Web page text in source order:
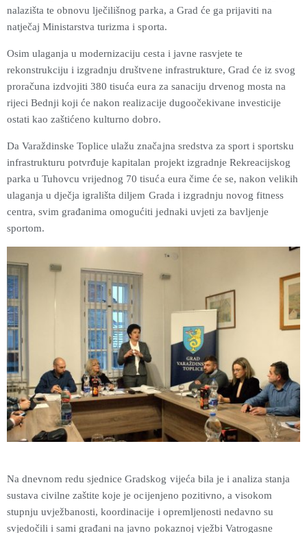
nalazišta te obnovu lječilišnog parka, a Grad će ga prijaviti na
natječaj Ministarstva turizma i sporta.
Osim ulaganja u modernizaciju cesta i javne rasvjete te
rekonstrukciju i izgradnju društvene infrastrukture, Grad će iz svog
proračuna izdvojiti 380 tisuća eura za sanaciju drvenog mosta na
rijeci Bednji koji će nakon realizacije dugoočekivane investicije
ostati kao zaštićeno kulturno dobro.
Da Varaždinske Toplice ulažu značajna sredstva za sport i sportsku
infrastrukturu potvrđuje kapitalan projekt izgradnje Rekreacijskog
parka u Tuhovcu vrijednog 70 tisuća eura čime će se, nakon velikih
ulaganja u dječja igrališta diljem Grada i izgradnju novog fitness
centra, svim građanima omogućiti jednaki uvjeti za bavljenje
sportom.
Na dnevnom redu sjednice Gradskog vijeća bila je i analiza stanja
sustava civilne zaštite koje je ocijenjeno pozitivno, a visokom
stupnju uvježbanosti, koordinacije i opremljenosti nedavno su
svjedočili i sami građani na javno pokaznoj vježbi Vatrogasne